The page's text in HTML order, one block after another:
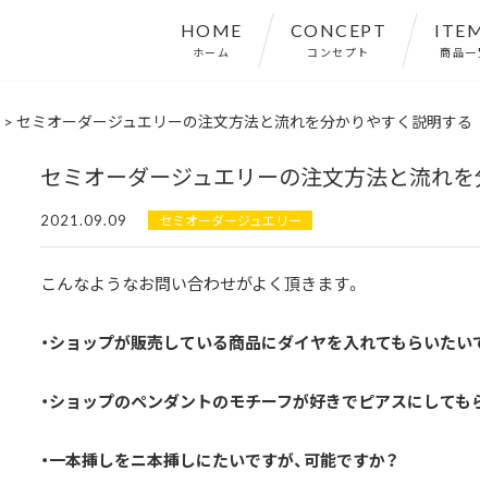
HOME
ホーム
CONCEPT
コンセプト 商品一
> セミオーダージュエリーの注文方法と流れを分かりやすく説明する
セミオーダージュエリーの注文方法と流れ
2021.09.09 セミオーダージュエリー
こんなようなお問い合わせがよく頂きます。
・ショップが販売している商品にダイヤを入れてもらいたい
・ショップのペンダントのモチーフが好きでピアスにしても
・一本挿しをニ本挿しにたいですが、可能ですか？